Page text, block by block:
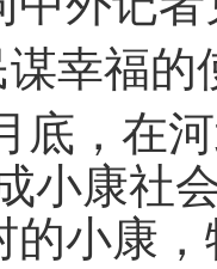
幸福的
底，在
小康社
的小康